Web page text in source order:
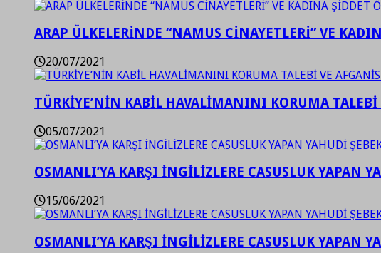
ARAP ÜLKELERİNDE “NAMUS CİNAYETLERİ” VE
20/07/2021
TÜRKİYE’NİN KABİL HAVALİMANINI KORUMA
05/07/2021
OSMANLI’YA KARŞI İNGİLİZLERE CASUSLUK YAPAN
15/06/2021
OSMANLI’YA KARŞI İNGİLİZLERE CASUSLUK YAPAN